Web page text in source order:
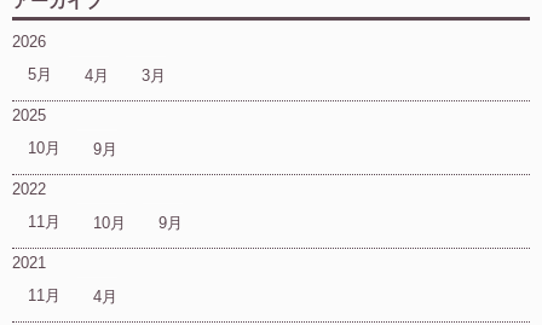
2026
5月
4月 3月
2025
10月
9月
2022
11月
10月 9月
2021
11月
4月